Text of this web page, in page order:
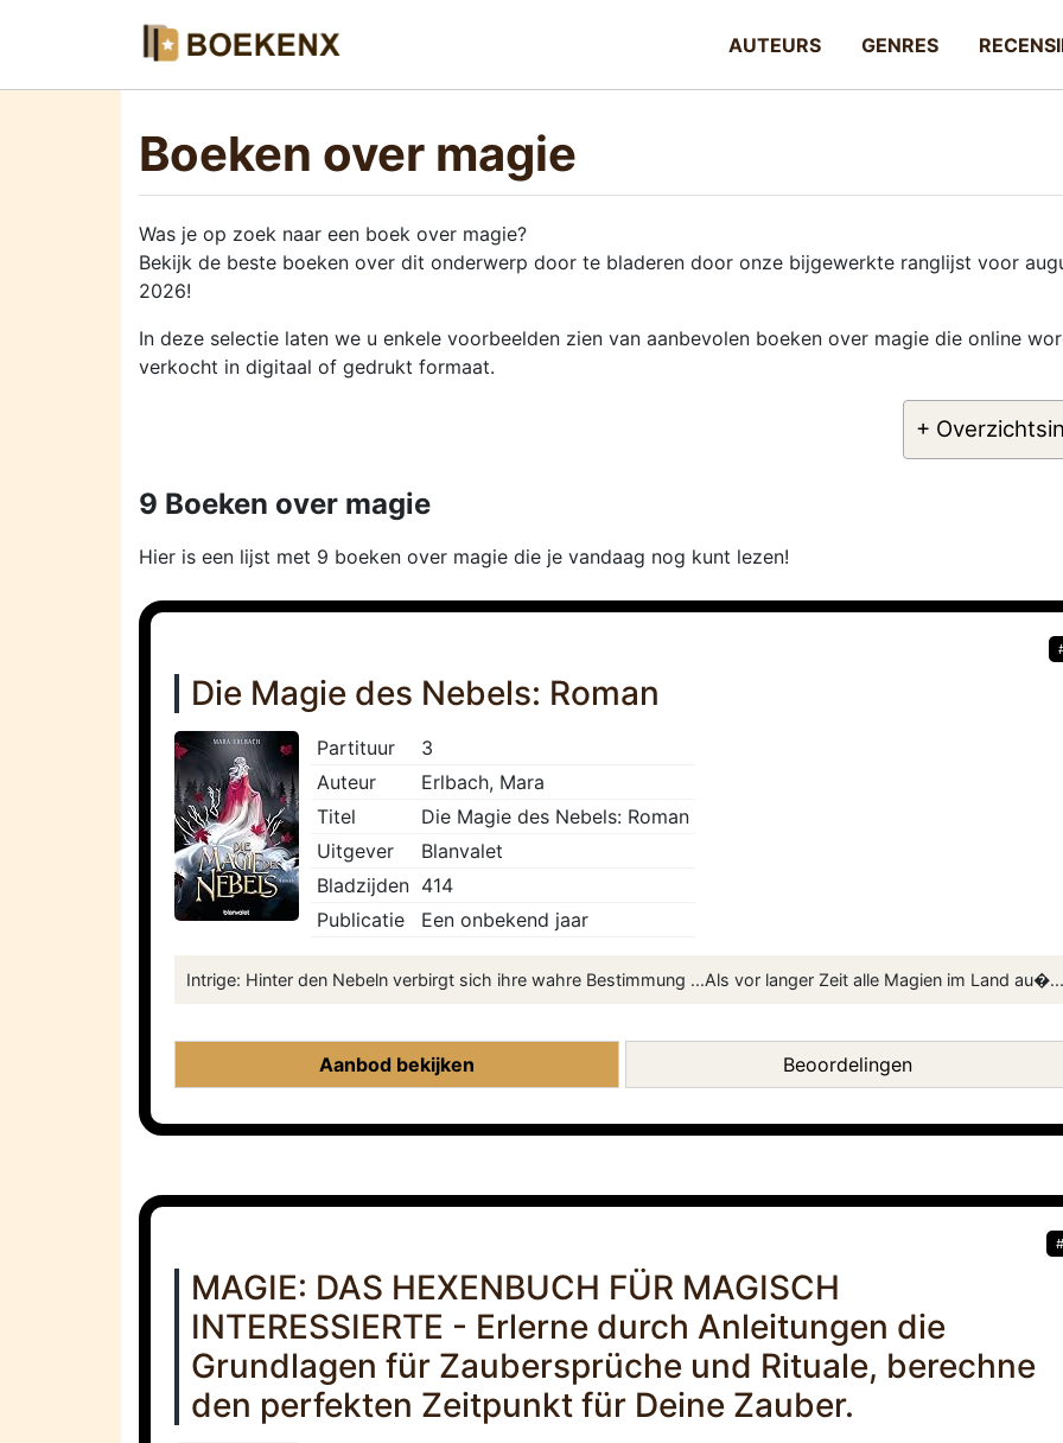
AUTEURS GENRES
Boeken over magie
Was je op zoek naar een boek over magie?
Bekijk de beste boeken over dit onderwerp door te bladeren door onze bijgewerkte ranglijst voor
2026!
In deze selectie laten we u enkele voorbeelden zien van aanbevolen boeken over magie die online
verkocht in digitaal of gedrukt formaat.
+
9 Boeken over magie
Hier is een lijst met 9 boeken over magie die je vandaag nog kunt lezen!
Die Magie des Nebels: Roman
Partituur
3
Auteur
Erlbach, Mara
Titel
Die Magie des Nebels: Roman
Uitgever
Blanvalet
Bladzijden 414
Publicatie
Een onbekend jaar
Intrige: Hinter den Nebeln verbirgt sich ihre wahre Bestimmung ...Als vor langer Zeit alle Magien im Land au�...
Aanbod bekijken Beoordelingen
MAGIE: DAS HEXENBUCH FÜR MAGISCH
INTERESSIERTE - Erlerne durch Anleitungen die
Grundlagen für Zaubersprüche und Rituale, berechne
den perfekten Zeitpunkt für Deine Zauber.